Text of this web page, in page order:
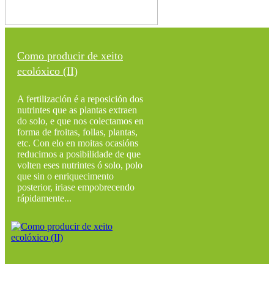
Como producir de xeito
ecolóxico (II)
A fertilización é a reposición dos
nutrintes que as plantas extraen
do solo, e que nos colectamos en
forma de froitas, follas, plantas,
etc. Con elo en moitas ocasións
reducimos a posibilidade de que
volten eses nutrintes ó solo, polo
que sin o enriquecimento
posterior, iriase empobrecendo
rápidamente...